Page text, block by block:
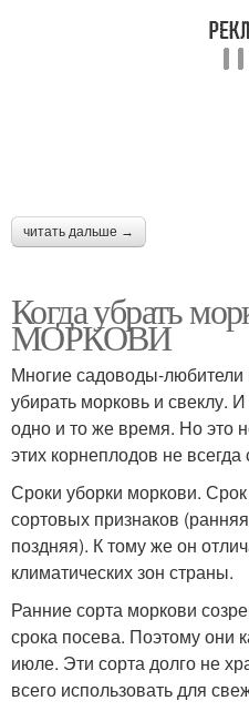
читать дальше →
Когда убрать
МОРКОВИ
Многие садоводы-любители
убирать морковь и свеклу.
одно и то же время. Но это
этих корнеплодов не
Сроки уборки моркови.
сортовых признаков
поздняя). К тому же он
климатических зон страны.
Ранние сорта моркови
срока посева. Поэтому они
июле. Эти сорта долго не
всего использовать для